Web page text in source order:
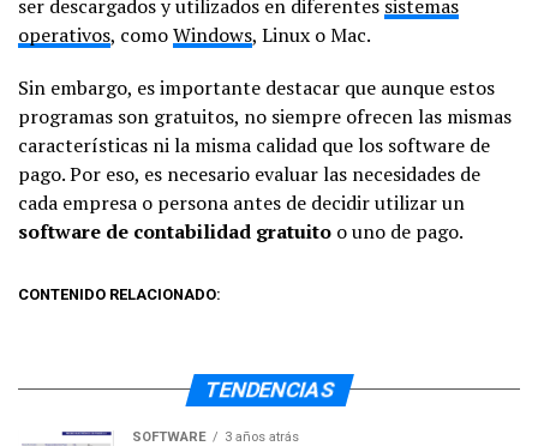
ser descargados y utilizados en diferentes sistemas
operativos, comoWindows, Linux o Mac.
Sin embargo, es importante destacar que aunque estos
programas son gratuitos, no siempre ofrecen las mismas
características ni la misma calidad que los software de
pago. Por eso, es necesario evaluar las necesidades de
cada empresa o persona antes de decidir utilizar un
software de contabilidad gratuito o uno de pago.
CONTENIDO RELACIONADO:
TENDENCIAS
SOFTWARE 3 años atrás